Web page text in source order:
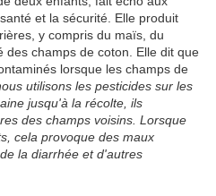
et la sécurité. Elle produit
y compris du maïs, du
des champs de coton. Elle dit que
lorsque les champs de
utilisons les pesticides sur les
jusqu'à la récolte, ils
des champs voisins. Lorsque
cela provoque des maux
la diarrhée et d'autres